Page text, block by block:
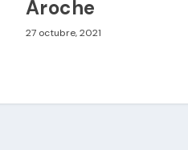
Aroche
27 octubre, 2021